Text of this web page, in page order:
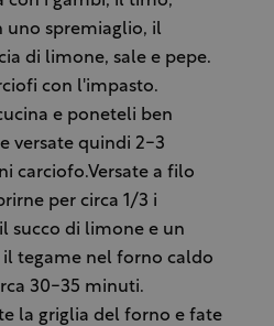
uno spremiaglio, il
di limone, sale e pepe.
con l'impasto.
e poneteli ben
versate quindi 2-3
carciofo.Versate a filo
per circa 1/3 i
succo di limone e un
il tegame nel forno caldo
30-35 minuti.
la griglia del forno e fate